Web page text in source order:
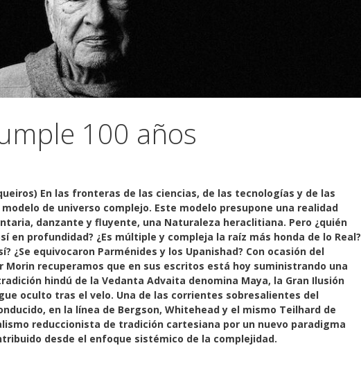
100 años
En las fronteras de las ciencias, de las tecnologías y de las
de universo complejo. Este modelo presupone una realidad
danzante y fluyente, una Naturaleza heraclitiana. Pero ¿quién
en profundidad? ¿Es múltiple y compleja la raíz más honda de lo Real?
¿Se equivocaron Parménides y los Upanishad? Con ocasión del
recuperamos que en sus escritos está hoy suministrando una
hindú de la Vedanta Advaita denomina Maya, la Gran Ilusión
oculto tras el velo. Una de las corrientes sobresalientes del
en la línea de Bergson, Whitehead y el mismo Teilhard de
reduccionista de tradición cartesiana por un nuevo paradigma
desde el enfoque sistémico de la complejidad.